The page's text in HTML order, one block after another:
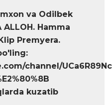
va Odilbek
Hamma
Premyera.
channel/
kuzatib